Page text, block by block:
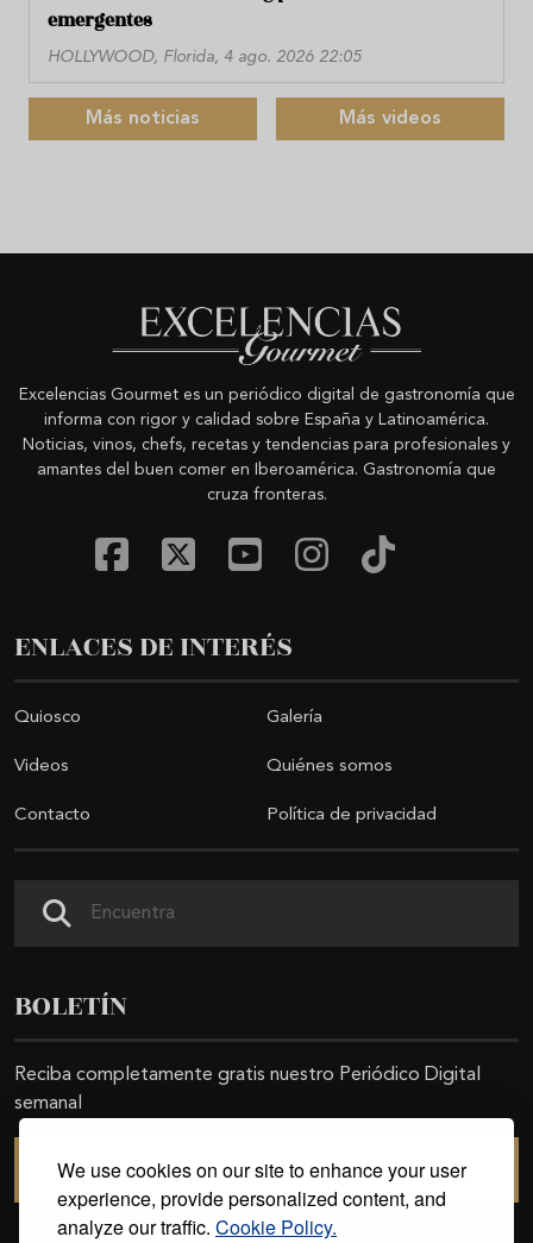
We use cookies on our site to enhance your user
experience, provide personalized content, and
analyze our traffic. Cookie Policy.
emergentes
HOLLYWOOD, Florida, 4 ago. 2026 22:05
Más noticias Más videos
Excelencias Gourmet es un periódico digital de gastronomía que
informa con rigor y calidad sobre España y Latinoamérica.
Noticias, vinos, chefs, recetas y tendencias para profesionales y
amantes del buen comer en Iberoamérica. Gastronomía que
cruza fronteras.
ENLACES DE INTERÉS
Quiosco Galería
Videos Quiénes somos
Contacto Política de privacidad
BOLETÍN
Reciba completamente gratis nuestro Periódico Digital
semanal
SUSCRIBIRSE